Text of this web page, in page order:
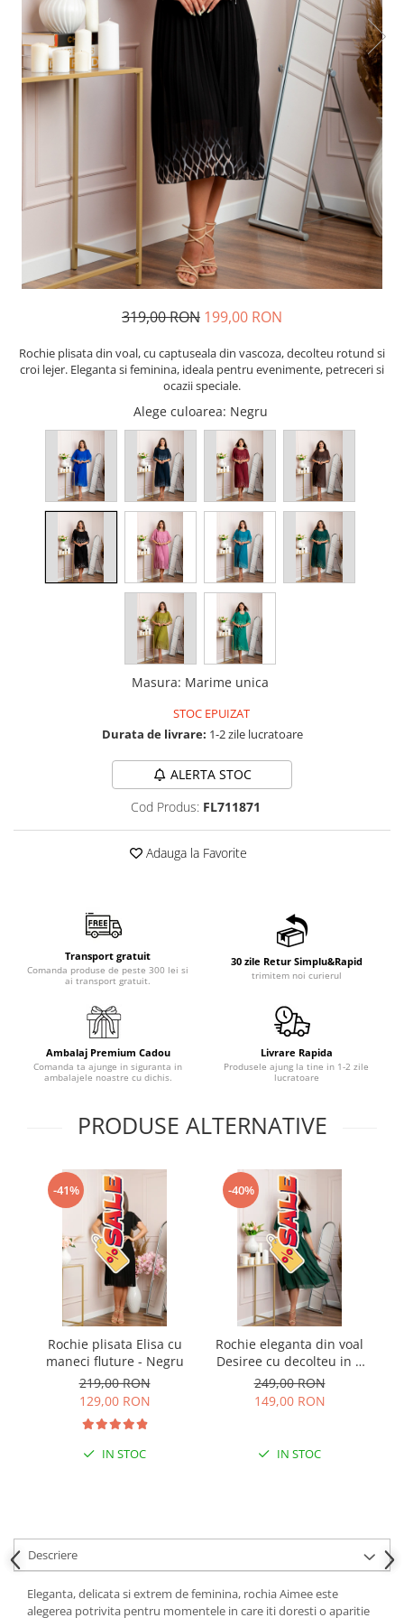
319,00 RON 199,00 RON
Rochie plisata din voal, cu captuseala din vascoza, decolteu rotund si
croi lejer. Eleganta si feminina, ideala pentru evenimente, petreceri si
ocazii speciale.
Alege culoarea: Negru
Masura: Marime unica
STOC EPUIZAT
Durata de livrare: 1-2 zile lucratoare
ALERTA STOC
Cod Produs: FL711871
Adauga la Favorite
Transport gratuit
Comanda produse de peste 300 lei si
ai transport gratuit.
30 zile Retur Simplu&Rapid
trimitem noi curierul
Ambalaj Premium Cadou
Comanda ta ajunge in siguranta in
ambalajele noastre cu dichis.
Livrare Rapida
Produsele ajung la tine in 1-2 zile
lucratoare
PRODUSE ALTERNATIVE
-41%
Rochie plisata Elisa cu
maneci fluture - Negru
219,00 RON
129,00 RON
IN STOC
-40%
Rochie eleganta din voal
Desiree cu decolteu in V
si curea - Verde
249,00 RON
149,00 RON
IN STOC
Descriere
Eleganta, delicata si extrem de feminina, rochia Aimee este
alegerea potrivita pentru momentele in care iti doresti o aparitie